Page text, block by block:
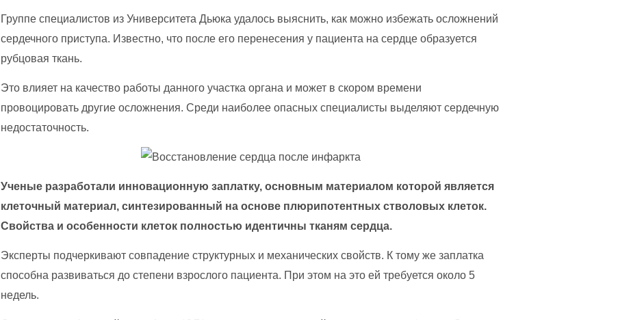
Группе специалистов из Университета Дьюка удалось выяснить, как можно избежать осложнений
сердечного приступа. Известно, что после его перенесения у пациента на сердце образуется
рубцовая ткань.
Это влияет на качество работы данного участка органа и может в скором времени
провоцировать другие осложнения. Среди наиболее опасных специалисты выделяют сердечную
недостаточность.
Ученые разработали инновационную заплатку, основным материалом которой является
клеточный материал, синтезированный на основе плюрипотентных стволовых клеток.
Свойства и особенности клеток полностью идентичны тканям сердца.
Эксперты подчеркивают совпадение структурных и механических свойств. К тому же заплатка
способна развиваться до степени взрослого пациента. При этом на это ей требуется около 5
недель.